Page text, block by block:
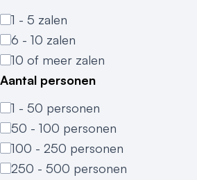
1 - 5 zalen
6 - 10 zalen
10 of meer zalen
Aantal personen
1 - 50 personen
50 - 100 personen
100 - 250 personen
250 - 500 personen